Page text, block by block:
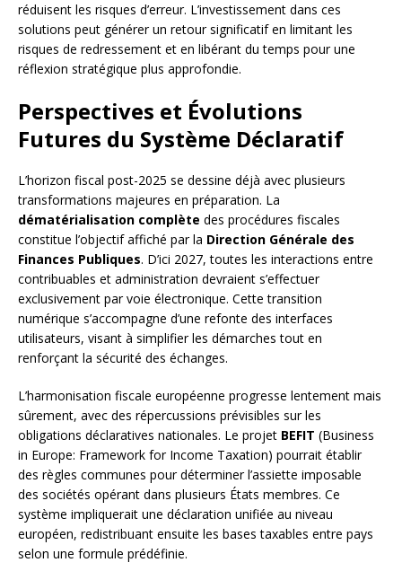
réduisent les risques d’erreur. L’investissement dans ces
solutions peut générer un retour significatif en limitant les
risques de redressement et en libérant du temps pour une
réflexion stratégique plus approfondie.
Perspectives et Évolutions
Futures du Système Déclaratif
L’horizon fiscal post-2025 se dessine déjà avec plusieurs
transformations majeures en préparation. La
dématérialisation complète des procédures fiscales
constitue l’objectif affiché par la Direction Générale des
Finances Publiques. D’ici 2027, toutes les interactions entre
contribuables et administration devraient s’effectuer
exclusivement par voie électronique. Cette transition
numérique s’accompagne d’une refonte des interfaces
utilisateurs, visant à simplifier les démarches tout en
renforçant la sécurité des échanges.
L’harmonisation fiscale européenne progresse lentement mais
sûrement, avec des répercussions prévisibles sur les
obligations déclaratives nationales. Le projet BEFIT (Business
in Europe: Framework for Income Taxation) pourrait établir
des règles communes pour déterminer l’assiette imposable
des sociétés opérant dans plusieurs États membres. Ce
système impliquerait une déclaration unifiée au niveau
européen, redistribuant ensuite les bases taxables entre pays
selon une formule prédéfinie.